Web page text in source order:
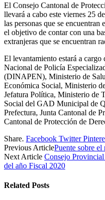
El Consejo Cantonal de
llevará a cabo este viernes 25
las personas que se
el objetivo de contar con una
extranjeras que se encuentran
El levantamiento estará a
Nacional de Policía
(DINAPEN), Ministerio de
Económica Social, Ministerio
Jefatura Política, Ministerio de
Social del GAD Municipal de
Prefectura, Junta Cantonal de
Cantonal de Protección de
Share. Facebook Twitter
Previous ArticlePuente sobre el
Next Article Consejo
del año Fiscal 2020
Related Posts